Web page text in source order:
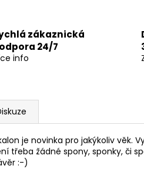
zákaznická
24/7
info
je novinka pro jakýkoliv věk.
třeba žádné spony, sponky, či
:-)